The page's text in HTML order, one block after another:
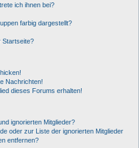
ich ihnen bei?
farbig dargestellt?
Startseite?
Nachrichten!
dieses Forums erhalten!
ignorierten Mitglieder?
oder zur Liste der ignorierten Mitglieder
entfernen?